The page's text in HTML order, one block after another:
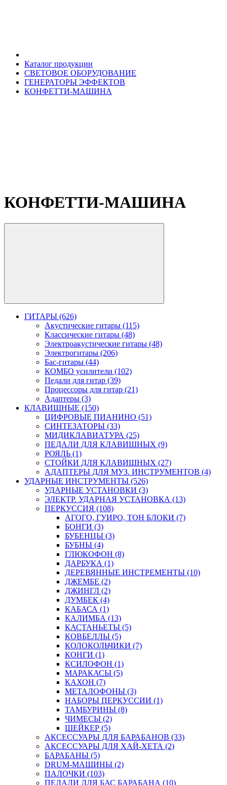
Каталог продукции
СВЕТОВОЕ ОБОРУДОВАНИЕ
ГЕНЕРАТОРЫ ЭФФЕКТОВ
КОНФЕТТИ-МАШИНА
КОНФЕТТИ-МАШИНА
ГИТАРЫ (626)
Акустические гитары (115)
Классические гитары (48)
Электроакустические гитары (48)
Электрогитары (206)
Бас-гитары (44)
КОМБО усилители (102)
Педали для гитар (39)
Процессоры для гитар (21)
Адаптеры (3)
КЛАВИШНЫЕ (150)
ЦИФРОВЫЕ ПИАНИНО (51)
СИНТЕЗАТОРЫ (33)
МИДИКЛАВИАТУРА (25)
ПЕДАЛИ ДЛЯ КЛАВИШНЫХ (9)
РОЯЛЬ (1)
СТОЙКИ ДЛЯ КЛАВИШНЫХ (27)
АДАПТЕРЫ ДЛЯ МУЗ. ИНСТРУМЕНТОВ (4)
УДАРНЫЕ ИНСТРУМЕНТЫ (526)
УДАРНЫЕ УСТАНОВКИ (3)
ЭЛЕКТР. УДАРНАЯ УСТАНОВКА (13)
ПЕРКУССИЯ (108)
АГОГО, ГУИРО, ТОН БЛОКИ (7)
БОНГИ (3)
БУБЕНЦЫ (3)
БУБНЫ (4)
ГЛЮКОФОН (8)
ДАРБУКА (1)
ДЕРЕВЯННЫЕ ИНСТРЕМЕНТЫ (10)
ДЖЕМБЕ (2)
ДЖИНГЛ (2)
ДУМБЕК (4)
КАБАСА (1)
КАЛИМБА (13)
КАСТАНЬЕТЫ (5)
КОВБЕЛЛЫ (5)
КОЛОКОЛЬЧИКИ (7)
КОНГИ (1)
КСИЛОФОН (1)
МАРАКАСЫ (5)
КАХОН (7)
МЕТАЛОФОНЫ (3)
НАБОРЫ ПЕРКУССИИ (1)
ТАМБУРИНЫ (8)
ЧИМЕСЫ (2)
ШЕЙКЕР (5)
АКСЕССУАРЫ ДЛЯ БАРАБАНОВ (33)
АКСЕССУАРЫ ДЛЯ ХАЙ-ХЕТА (2)
БАРАБАНЫ (5)
DRUM-МАШИНЫ (2)
ПАЛОЧКИ (103)
ПЕДАЛИ ДЛЯ БАС БАРАБАНА (10)